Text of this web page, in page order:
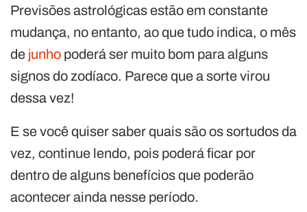
Previsões astrológicas estão em constante
mudança, no entanto, ao que tudo indica, o mês
de junho poderá ser muito bom para alguns
signos do zodíaco. Parece que a sorte virou
dessa vez!
E se você quiser saber quais são os sortudos da
vez, continue lendo, pois poderá ficar por
dentro de alguns benefícios que poderão
acontecer ainda nesse período.